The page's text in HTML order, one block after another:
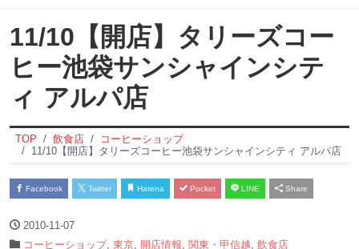
11/10【開店】タリーズコー
ヒー池袋サンシャインシテ
ィ アルパ店
TOP 飲食店
コーヒーショップ
11/10【開店】タリーズコーヒー池袋サンシャインシティ アルパ店
Facebook Twitter Hatena Pocket LINE Share
2010-11-07
コーヒーショップ, 東京 開店情報 関東・甲信越 飲食店